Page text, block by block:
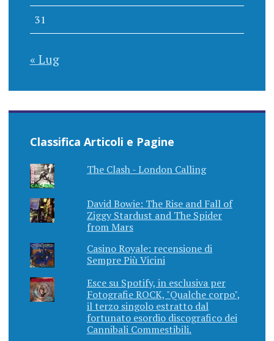
31
« Lug
Classifica Articoli e Pagine
The Clash - London Calling
David Bowie: The Rise and Fall of
Ziggy Stardust and The Spider
from Mars
Casino Royale: recensione di
Sempre Più Vicini
Esce su Spotify, in esclusiva per
Fotografie ROCK, "Qualche corpo",
il terzo singolo estratto dal
fortunato esordio discografico dei
Cannibali Commestibili.